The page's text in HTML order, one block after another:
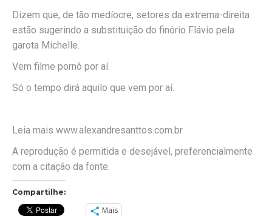
Dizem que, de tão medíocre, setores da extrema-direita
estão sugerindo a substituição do finório Flávio pela
garota Michelle.
Vem filme pornô por aí.
Só o tempo dirá aquilo que vem por aí.
Leia mais www.alexandresanttos.com.br
A reprodução é permitida e desejável, preferencialmente
com a citação da fonte.
Compartilhe:
Mais